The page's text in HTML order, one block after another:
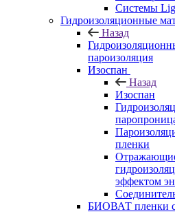
Системы
Гидроизоляционные
Назад
пароизоляция
Изоспан
Назад
Изоспан
пленки
эффектом
БИОВАТ пленки